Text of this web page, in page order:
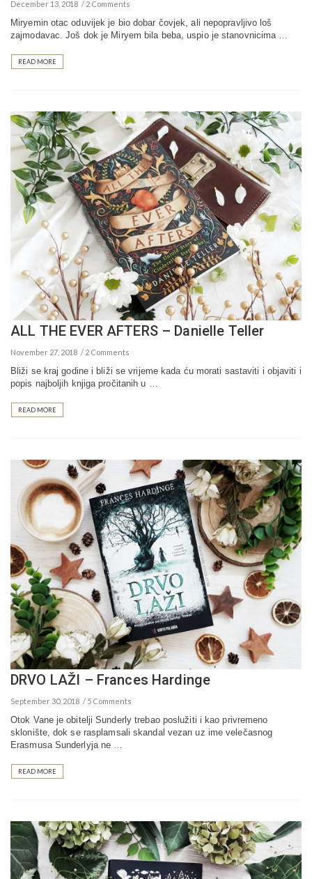
December 13, 2018 2 Comments
Miryemin otac oduvijek je bio dobar čovjek, ali nepopravljivo loš
zajmodavac. Još dok je Miryem bila beba, uspio je stanovnicima …
READ MORE
ALL THE EVER AFTERS – Danielle Teller
November 27, 2018 2 Comments
Bliži se kraj godine i bliži se vrijeme kada ću morati sastaviti i objaviti i
popis najboljih knjiga pročitanih u …
READ MORE
DRVO LAŽI – Frances Hardinge
September 30, 2018 5 Comments
Otok Vane je obitelji Sunderly trebao poslužiti i kao privremeno
sklonište, dok se rasplamsali skandal vezan uz ime velečasnog
Erasmusa Sunderlyja ne …
READ MORE